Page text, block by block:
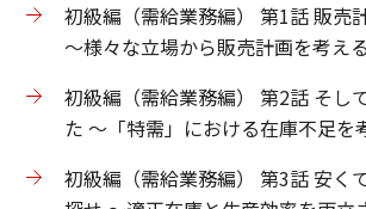
初級編（需給業務編） 第1話 販売
～様々な立場から販売計画を考え
初級編（需給業務編） 第2話 そし
た ～「特需」における在庫不足を
初級編（需給業務編） 第3話 安く